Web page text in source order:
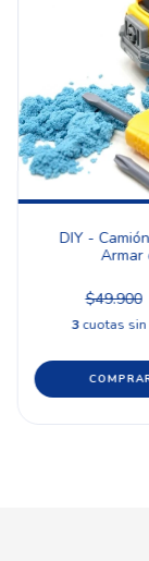
DIY -
Armar
$49.900
3 cuotas sin